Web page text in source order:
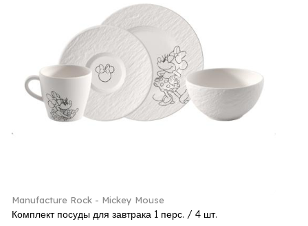
Manufacture Rock - Mickey Mouse
Комплект посуды для завтрака 1 перс. / 4 шт.